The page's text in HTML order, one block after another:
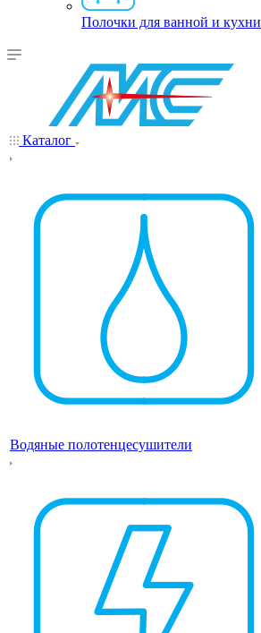
Полочки для ванной и кухни
Каталог
Водяные полотенцесушители